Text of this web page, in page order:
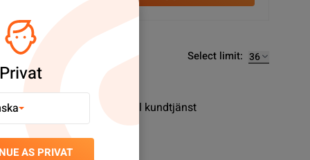
Select limit:
Snabba leveranser ✓ Enkel kundtjänst
Privat
AS PRIVAT